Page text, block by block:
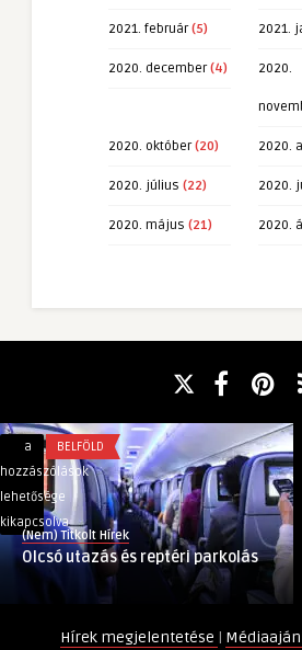
2021. február(5) 2021.
2020. december(4) 2020.
2020. október(20) 2020.
2020. július (22) 2020.
2020. május (21) 2020.
Olcsó
utazás
és
reptéri
parkolás
bejegyzéshez
a
hozzászólások
lehetősége
kikapcsolva
BELFÖLD
(Nem) Titkolt Hírek
Olcsó utazás és reptéri parkolás
Hírek megjelentetése |